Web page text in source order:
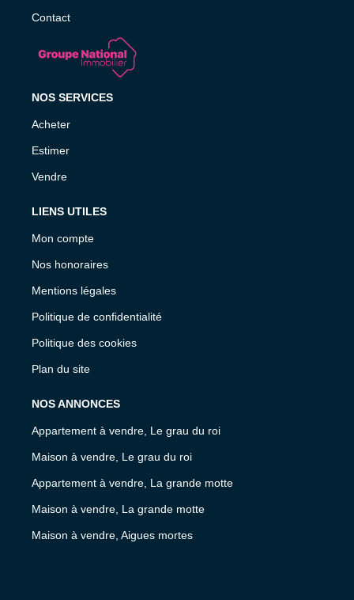
Contact
NOS SERVICES
Acheter
Estimer
Vendre
LIENS UTILES
Mon compte
Nos honoraires
Mentions légales
Politique de confidentialité
Politique des cookies
Plan du site
NOS ANNONCES
Appartement à vendre, Le grau du roi
Maison à vendre, Le grau du roi
Appartement à vendre, La grande motte
Maison à vendre, La grande motte
Maison à vendre, Aigues mortes